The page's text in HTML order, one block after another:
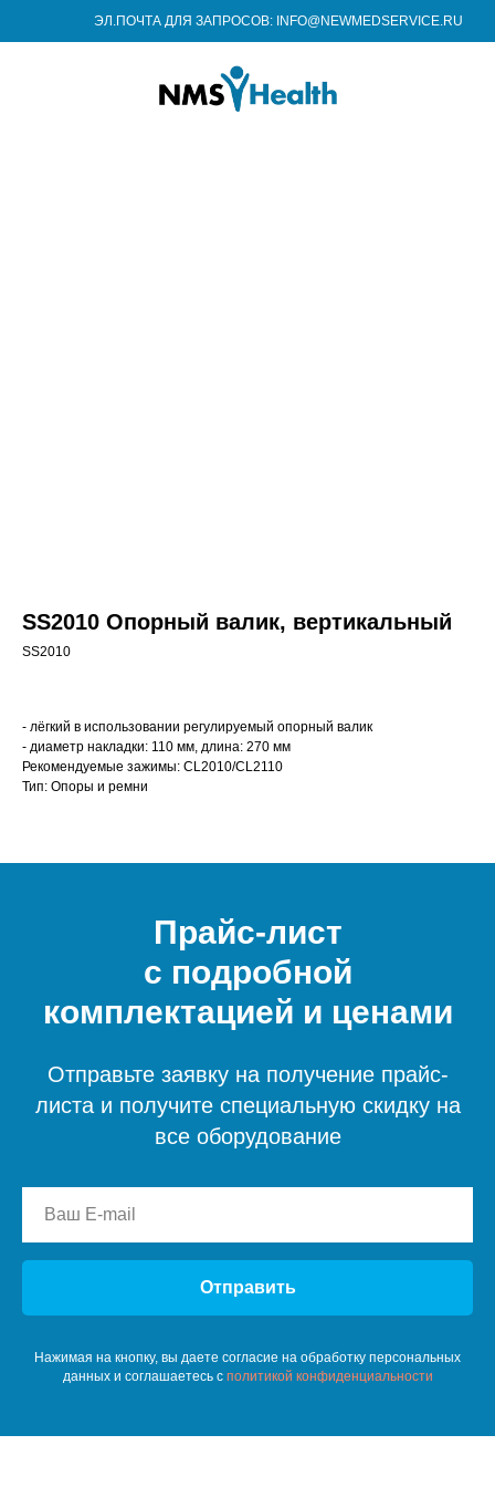
ЭЛ.ПОЧТА ДЛЯ ЗАПРОСОВ: INFO@NEWMEDSERVICE.RU
SS2010 Опорный валик, вертикальный
SS2010
- лёгкий в использовании регулируемый опорный валик
- диаметр накладки: 110 мм, длина: 270 мм
Рекомендуемые зажимы: CL2010/CL2110
Тип: Опоры и ремни
Прайс-лист
с подробной
комплектацией и ценами
Отправьте заявку на получение прайс-
листа и получите специальную скидку на
все оборудование
Отправить
Нажимая на кнопку, вы даете согласие на обработку персональных
данных и соглашаетесь c политикой конфиденциальности